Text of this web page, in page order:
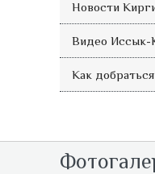
Новости
Видео Иссык-
Как